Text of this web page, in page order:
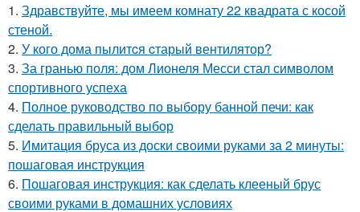
1. Здравствуйте, мы имеем комнату 22 квадрата с косой
стеной.
2. У кого дома пылитcя cтарый вентилятор?
3. За гранью поля: дом Лионеля Месси стал символом
спортивного успеха
4. Полное руководство по выбору банной печи: как
сделать правильный выбор
5. Имитация бруса из доски своими руками за 2 минуты:
пошаговая инструкция
6. Пошаговая инструкция: как сделать клееный брус
своими руками в домашних условиях